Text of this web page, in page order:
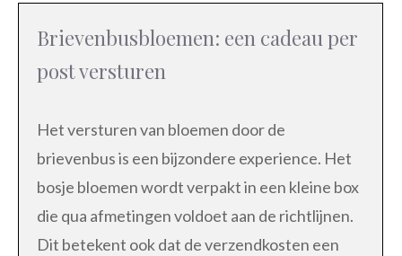
Brievenbusbloemen: een cadeau per
post versturen
Het versturen van bloemen door de
brievenbus is een bijzondere experience. Het
bosje bloemen wordt verpakt in een kleine box
die qua afmetingen voldoet aan de richtlijnen.
Dit betekent ook dat de verzendkosten een